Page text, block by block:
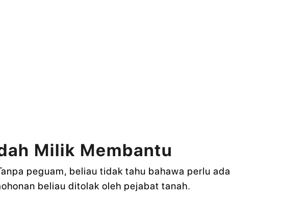
Milik Membantu
peguam, beliau tidak tahu bahawa perlu ada
beliau ditolak oleh pejabat tanah.